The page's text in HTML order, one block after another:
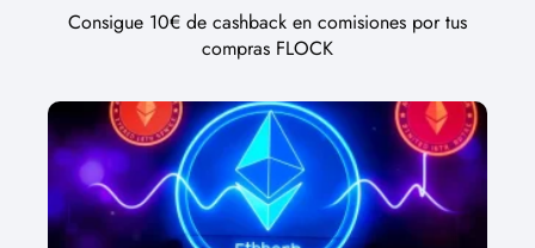
Consigue 10€ de cashback en comisiones por tus
compras FLOCK